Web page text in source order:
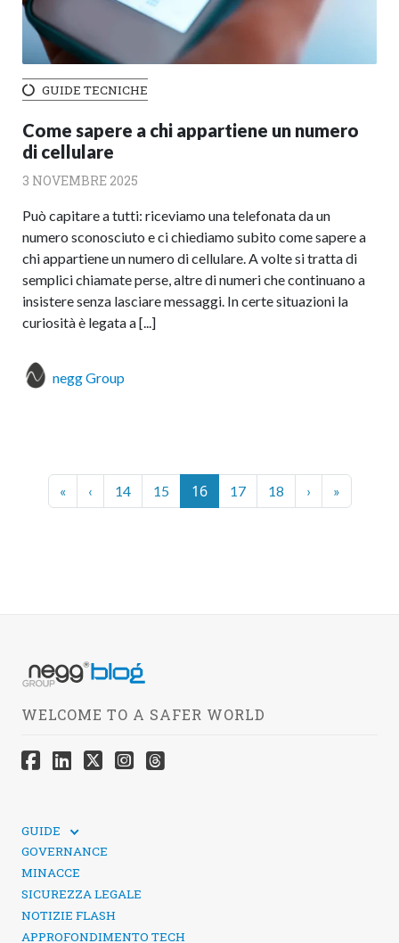
GUIDE TECNICHE
Come sapere a chi appartiene un numero
di cellulare
3 NOVEMBRE 2025
Può capitare a tutti: riceviamo una telefonata da un
numero sconosciuto e ci chiediamo subito come sapere a
chi appartiene un numero di cellulare. A volte si tratta di
semplici chiamate perse, altre di numeri che continuano a
insistere senza lasciare messaggi. In certe situazioni la
curiosità è legata a [...]
negg Group
Page navigation
« ‹ Page
14 Page
15 Current Page
16 Page
17 Page
18 › »
WELCOME TO A SAFER WORLD
GUIDE
SICUREZZA DEI SOCIAL MEDIA
GOVERNANCE
MINACCE
SICUREZZA LEGALE
NOTIZIE FLASH
APPROFONDIMENTO TECH